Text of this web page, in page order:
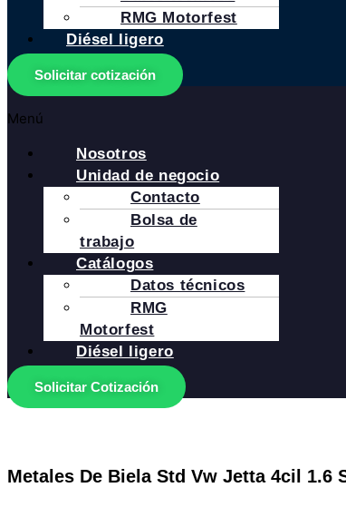
RMG Motorfest
Diésel ligero
Solicitar cotización
Menú
Nosotros
Unidad de negocio
Contacto
Bolsa de
trabajo
Catálogos
Datos técnicos
RMG
Motorfest
Diésel ligero
Solicitar Cotización
Metales De Biela Std Vw Jetta 4cil 1.6